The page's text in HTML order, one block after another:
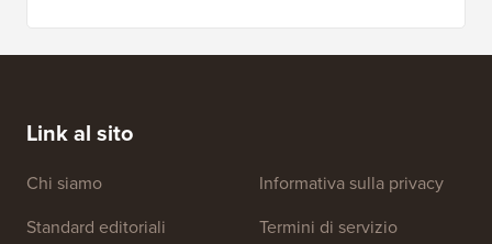
Link al sito
Chi siamo
Standard editoriali
Informativa sulla privacy
Termini di servizio